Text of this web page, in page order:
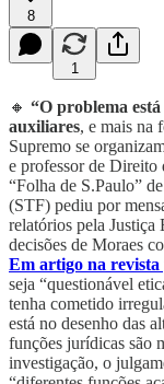
8
1
🔸 “O problema
auxiliares, e mais na
Supremo se
e professor de Direito
“Folha de S.Paulo”
(STF) pediu por
relatórios pela
decisões de Moraes
Em artigo na
seja “questionável
tenha cometido
está no desenho das
funções jurídicas são
investigação, o